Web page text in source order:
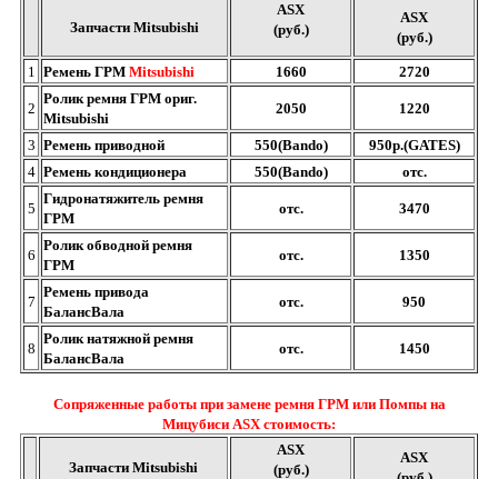
Запчасти Mitsubishi
ASX
(руб.)
ASX
(руб.)
1 Ремень ГРМ Mitsubishi 1660 2720
2
Ролик ремня ГРМ ориг.
Mitsubishi
2050 1220
3 Ремень приводной 550(Bando)
950р.(GATES)
4 Ремень кондиционера 550(Bando) отс.
5
Гидронатяжитель ремня
ГРМ
отс. 3470
6
Ролик обводной ремня
ГРМ
отс. 1350
7
Ремень привода
БалансВала
отс. 950
8
Ролик натяжной ремня
БалансВала
отс. 1450
Сопряженные работы при замене ремня ГРМ или Помпы на
Мицубиси ASX стоимость:
Запчасти Mitsubishi
ASX
(руб.)
ASX